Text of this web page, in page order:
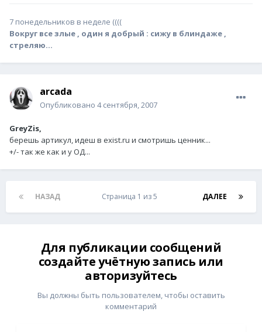
7 понедельников в неделе ((((
Вокруг все злые , один я добрый : сижу в блиндаже ,
стреляю...
arcada
Опубликовано 4 сентября, 2007
GreyZis,
берешь артикул, идеш в exist.ru и смотришь ценник...
+/- так же как и у ОД...
НАЗАД ДАЛЕЕ
Страница 1 из 5
Для публикации сообщений
создайте учётную запись или
авторизуйтесь
Вы должны быть пользователем, чтобы оставить
комментарий